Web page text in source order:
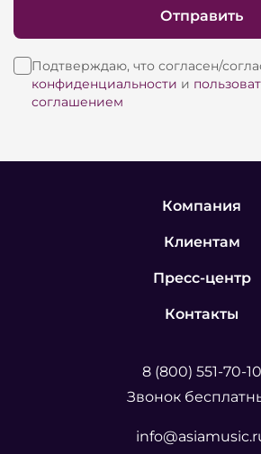
Подтверждаю, что согласен/
конфиденциальности и
соглашением
Отправить
Компания
Клиентам
Пресс-центр
Контакты
8 (800) 551-70-10
Звонок